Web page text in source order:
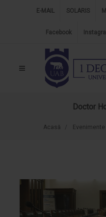
E-MAIL SOLARIS
Facebook
Doctor
Acasă Evenimente